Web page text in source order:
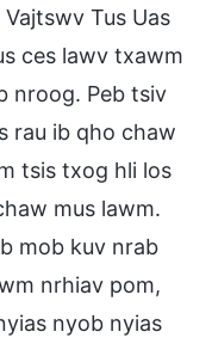
Tus Uas
ces lawv txawm
nroog. Peb tsiv
rau ib qho chaw
tsis txog hli los
mus lawm.
mob kuv nrab
nrhiav pom,
nyob nyias